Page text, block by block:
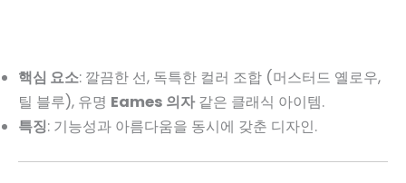
핵심 요소: 깔끔한 선, 독특한 컬러 조합 (머스터드 옐로우,
틸 블루), 유명 Eames 의자같은 클래식 아이템.
특징: 기능성과 아름다움을 동시에 갖춘 디자인.